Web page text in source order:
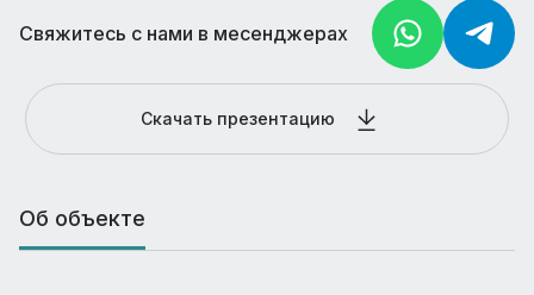
Свяжитесь с нами в месенджерах
Скачать презентацию
Об объекте